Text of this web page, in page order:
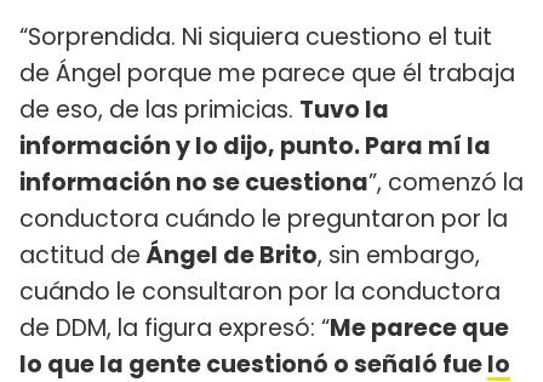
“Sorprendida. Ni siquiera cuestiono el tuit
de Ángel porque me parece que él trabaja
de eso, de las primicias. Tuvo la
información y lo dijo, punto. Para mí la
información no se cuestiona”, comenzó la
conductora cuándo le preguntaron por la
actitud deÁngel de Brito, sin embargo,
cuándo le consultaron por la conductora
de DDM, la figura expresó: “Me parece que
lo que la gente cuestionó o señaló fuelo